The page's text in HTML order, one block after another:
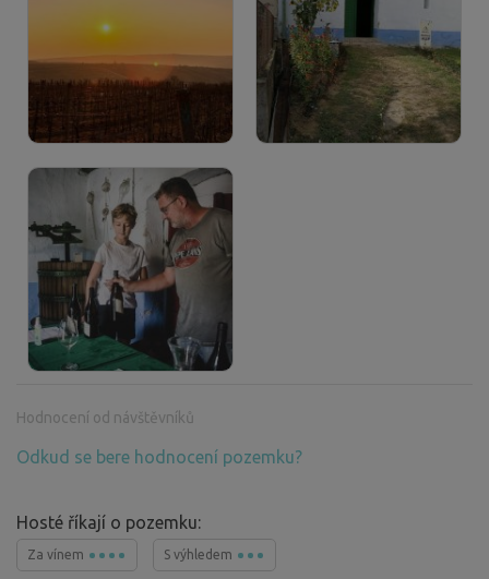
Hodnocení od návštěvníků
Odkud se bere hodnocení pozemku?
Hosté říkají o pozemku:
Za vínem S výhledem